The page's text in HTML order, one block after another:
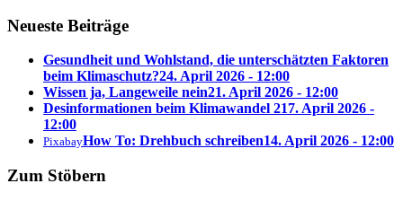
Neueste Beiträge
Gesundheit und Wohlstand, die unterschätzten Faktoren
beim Klimaschutz?24. April 2026 - 12:00
Wissen ja, Langeweile nein21. April 2026 - 12:00
Desinformationen beim Klimawandel 217. April 2026 -
12:00
PixabayHow To: Drehbuch schreiben14. April 2026 - 12:00
Zum Stöbern